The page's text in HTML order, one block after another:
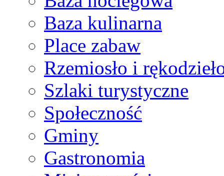
Baza kulinarna
Place zabaw
Rzemiosło i
Szlaki turystyczne
Społeczność
Gminy
Gastronomia